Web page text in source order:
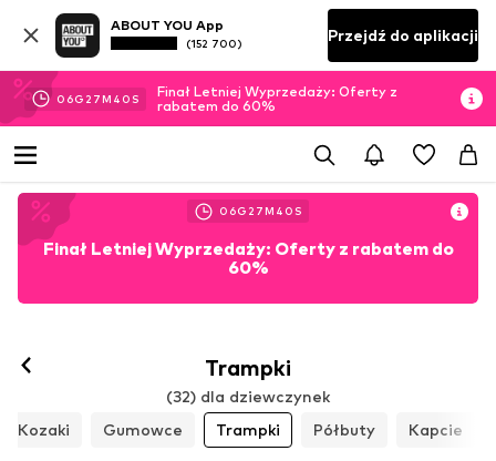
ABOUT YOU App
(152 700) Przejdź do aplikacji
06G 27M 38 S
Finał Letniej Wyprzedaży: Oferty z
rabatem do 60%
06G 27M 38 S
Finał Letniej Wyprzedaży: Oferty z rabatem do
60%
Trampki
(32) dla dziewczynek
Kozaki
Gumowce Trampki Półbuty Kapcie